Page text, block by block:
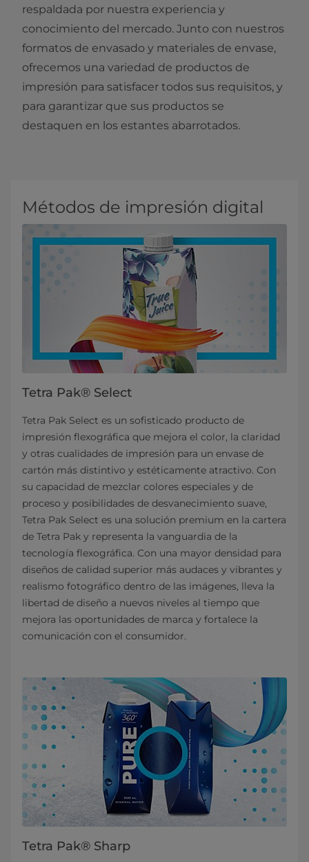
respaldada por nuestra experiencia y
conocimiento del mercado. Junto con nuestros
formatos de envasado y materiales de envase,
ofrecemos una variedad de productos de
impresión para satisfacer todos sus requisitos, y
para garantizar que sus productos se
destaquen en los estantes abarrotados.
Métodos de impresión digital
Tetra Pak® Select
Tetra Pak Select es un sofisticado producto de
impresión flexográfica que mejora el color, la claridad
y otras cualidades de impresión para un envase de
cartón más distintivo y estéticamente atractivo. Con
su capacidad de mezclar colores especiales y de
proceso y posibilidades de desvanecimiento suave,
Tetra Pak Select es una solución premium en la cartera
de Tetra Pak y representa la vanguardia de la
tecnología flexográfica. Con una mayor densidad para
diseños de calidad superior más audaces y vibrantes y
realismo fotográfico dentro de las imágenes, lleva la
libertad de diseño a nuevos niveles al tiempo que
mejora las oportunidades de marca y fortalece la
comunicación con el consumidor.
Tetra Pak® Sharp